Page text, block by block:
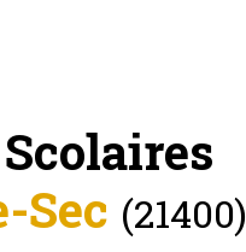
Sec (21400)